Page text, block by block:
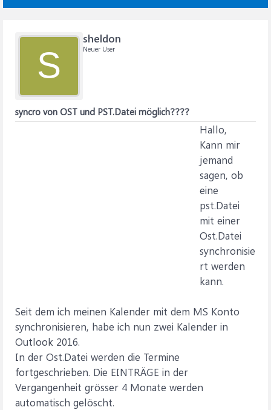
S
sheldon
Neuer User
syncro von OST und PST.Datei möglich????
Hallo,
Kann mir
jemand
sagen, ob
eine
pst.Datei
mit einer
Ost.Datei
synchronisie
rt werden
kann.
Seit dem ich meinen Kalender mit dem MS Konto
synchronisieren, habe ich nun zwei Kalender in
Outlook 2016.
In der Ost.Datei werden die Termine
fortgeschrieben. Die EINTRÄGE in der
Vergangenheit grösser 4 Monate werden
automatisch gelöscht.